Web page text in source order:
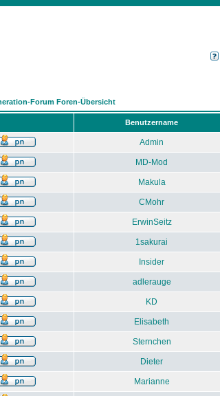
Forum Foren-Übersicht
Benutzername
Admin
MD-Mod
Makula
CMohr
ErwinSeitz
1sakurai
Insider
adlerauge
KD
Elisabeth
Sternchen
Dieter
Marianne